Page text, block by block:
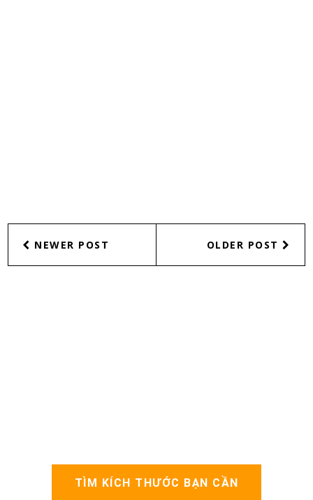
NEWER POST OLDER POST
TÌM KÍCH THƯỚC BẠN CẦN